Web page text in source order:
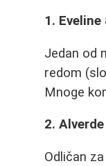
1. Eveline
Jedan od
redom
Mnoge
2.
Odličan